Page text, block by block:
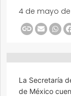
4 de mayo de
La Secretaría
de México